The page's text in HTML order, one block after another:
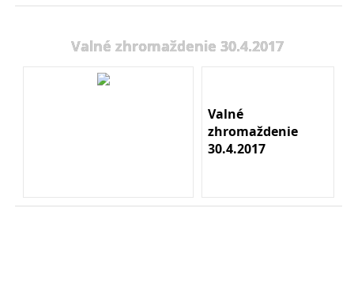
Valné zhromaždenie 30.4.2017
Valné
zhromaždenie
30.4.2017